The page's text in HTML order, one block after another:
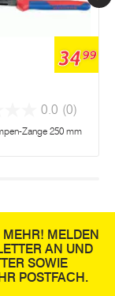
3499
0.0 (0)
Zange 250 mm
MEHR! MELDEN
AN UND
SOWIE
POSTFACH.